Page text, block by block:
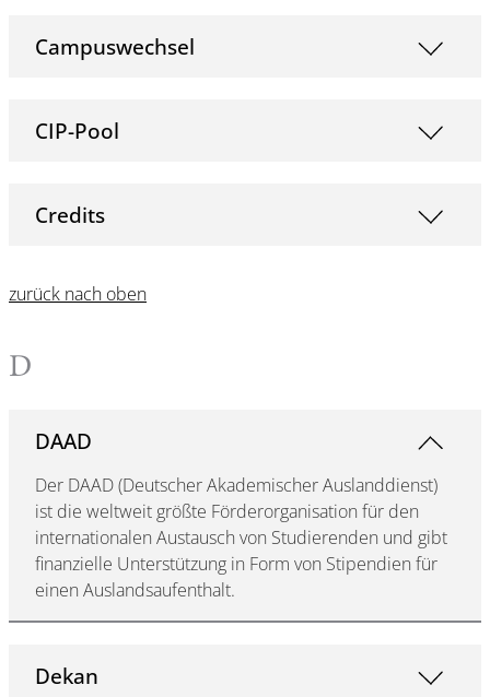
Campuswechsel
CIP-Pool
Credits
zurück nach oben
D
DAAD
Der DAAD (Deutscher Akademischer Auslanddienst)
ist die weltweit größte Förderorganisation für den
internationalen Austausch von Studierenden und gibt
finanzielle Unterstützung in Form von Stipendien für
einen Auslandsaufenthalt.
Dekan